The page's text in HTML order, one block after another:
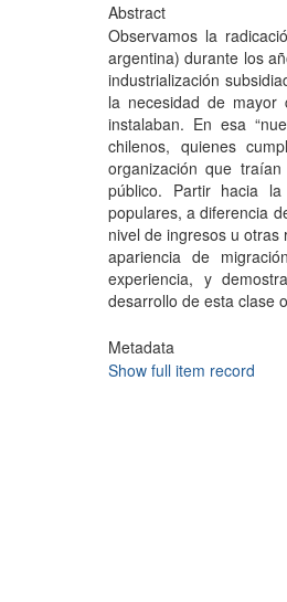
Abstract
Observamos la
argentina) durante los
industrialización
la necesidad de
instalaban. En esa
chilenos, quienes
organización que
público. Partir hacia
populares, a diferencia
nivel de ingresos u
apariencia de
experiencia, y
desarrollo de esta clase
Metadata
Show full item record